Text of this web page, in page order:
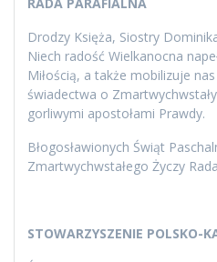
Drodzy Księża, Siostry
Niech radość Wielkanocna
Miłością, a także mobilizuje
świadectwa o
gorliwymi apostołami Prawdy.
Błogosławionych Świąt
Zmartwychwstałego Życzy
STOWARZYSZENIE POLSKO-